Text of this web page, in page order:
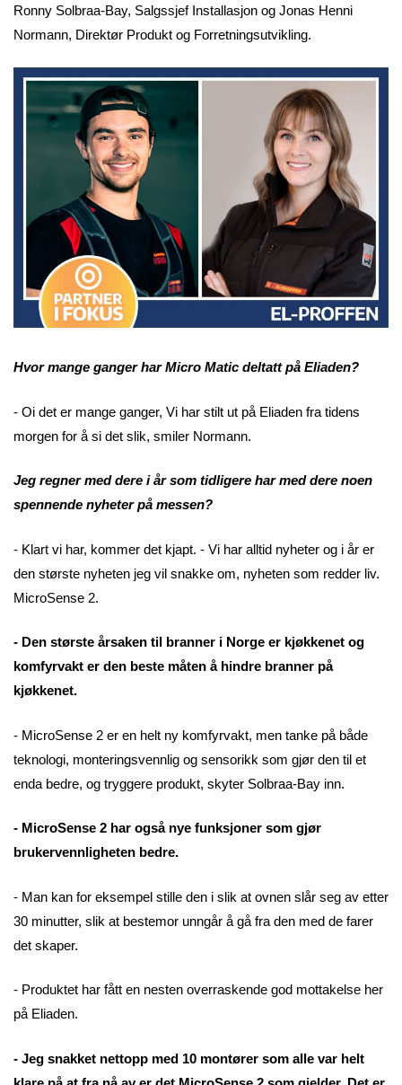
Ronny Solbraa-Bay, Salgssjef Installasjon og Jonas Henni
Normann, Direktør Produkt og Forretningsutvikling.
Hvor mange ganger har Micro Matic deltatt på Eliaden?
- Oi det er mange ganger, Vi har stilt ut på Eliaden fra tidens
morgen for å si det slik, smiler Normann.
Jeg regner med dere i år som tidligere har med dere noen
spennende nyheter på messen?
- Klart vi har, kommer det kjapt. - Vi har alltid nyheter og i år er
den største nyheten jeg vil snakke om, nyheten som redder liv.
MicroSense 2.
- Den største årsaken til branner i Norge er kjøkkenet og
komfyrvakt er den beste måten å hindre branner på
kjøkkenet.
- MicroSense 2 er en helt ny komfyrvakt, men tanke på både
teknologi, monteringsvennlig og sensorikk som gjør den til et
enda bedre, og tryggere produkt, skyter Solbraa-Bay inn.
- MicroSense 2 har også nye funksjoner som gjør
brukervennligheten bedre.
- Man kan for eksempel stille den i slik at ovnen slår seg av etter
30 minutter, slik at bestemor unngår å gå fra den med de farer
det skaper.
- Produktet har fått en nesten overraskende god mottakelse her
på Eliaden.
- Jeg snakket nettopp med 10 montører som alle var helt